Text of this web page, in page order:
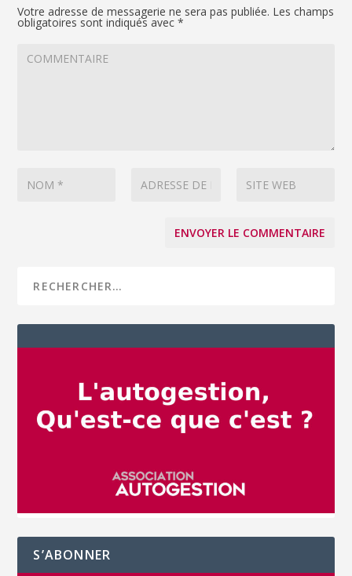
Votre adresse de messagerie ne sera pas publiée. Les champs
obligatoires sont indiqués avec*
S’ABONNER